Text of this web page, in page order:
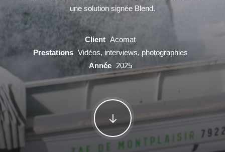
une solution signée Blend.
Client Acomat
Prestations Vidéos, interviews, photographies
Année
2025